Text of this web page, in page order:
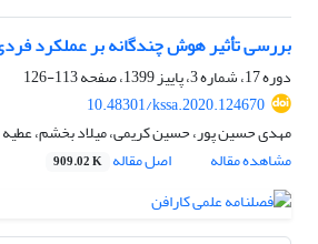
بررسی تأثیر هوش چندگانه بر عملکرد
دوره 17، شماره 3، پاییز 1399، صفحه
113-126
10.48301/kssa.2020.124670
مهدی حسین پور، حسین کریمی، میلاد بخشم،
مشاهده مقاله
اصل مقاله 909.02 K